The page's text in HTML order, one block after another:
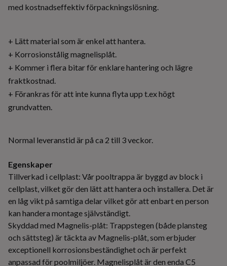
med kostnadseffektiv förpackningslösning.
+ Lätt material som är enkel att hantera.
+ Korrosionstålig magnelisplåt.
+ Kommer i flera bitar för enklare hantering och lägre
fraktkostnad.
+ Förankras för att inte kunna flyta upp t.ex högt
grundvatten.
Normal leveranstid är på ca 2 till 3 veckor.
Egenskaper
Tillverkad i cellplast: Vår pooltrappa är byggd av block i
cellplast, vilket gör den lätt att hantera och installera. Det är
en låg vikt på samtiga delar vilket gör att enbart en person
kan handera montage självständigt.
Skyddad med Magnelis-plåt: Trappstegen (både plansteg
och sättsteg) är täckta av Magnelis-plåt, som erbjuder
exceptionell korrosionsbeständighet och är perfekt
anpassad för poolmiljöer. Magnelisplåt är den enda C5